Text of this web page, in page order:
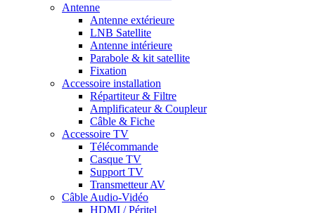
Antenne
Antenne extérieure
LNB Satellite
Antenne intérieure
Parabole & kit satellite
Fixation
Accessoire installation
Répartiteur & Filtre
Amplificateur & Coupleur
Câble & Fiche
Accessoire TV
Télécommande
Casque TV
Support TV
Transmetteur AV
Câble Audio-Vidéo
HDMI / Péritel